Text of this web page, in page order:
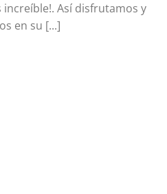
increíble!. Así disfrutamos y
en su [...]